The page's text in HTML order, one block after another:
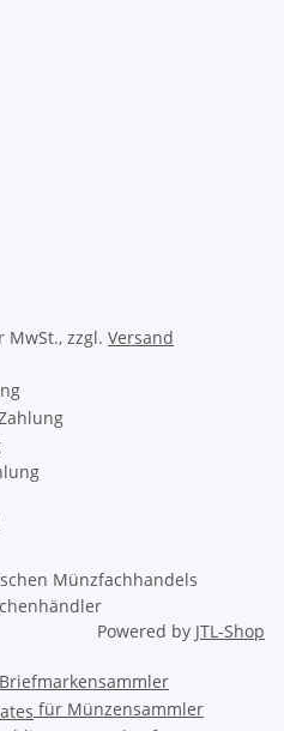
zzgl. Versand
Powered by JTL-Shop
für Münzensammler